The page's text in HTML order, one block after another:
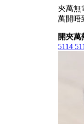
夾萬無
萬開唔
開夾萬
5114